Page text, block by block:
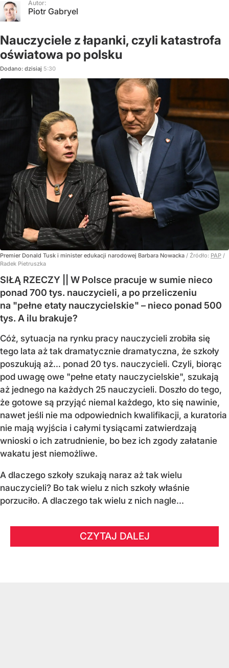
Autor:
Piotr Gabryel
Nauczyciele z łapanki, czyli katastrofa
oświatowa po polsku
Dodano: dzisiaj 5:30
Premier Donald Tusk i minister edukacji narodowej Barbara Nowacka / Źródło: PAP /
Radek Pietruszka
SIŁĄ RZECZY || W Polsce pracuje w sumie nieco
ponad 700 tys. nauczycieli, a po przeliczeniu
na "pełne etaty nauczycielskie" – nieco ponad 500
tys. A ilu brakuje?
Cóż, sytuacja na rynku pracy nauczycieli zrobiła się
tego lata aż tak dramatycznie dramatyczna, że szkoły
poszukują aż… ponad 20 tys. nauczycieli. Czyli, biorąc
pod uwagę owe "pełne etaty nauczycielskie", szukają
aż jednego na każdych 25 nauczycieli. Doszło do tego,
że gotowe są przyjąć niemal każdego, kto się nawinie,
nawet jeśli nie ma odpowiednich kwalifikacji, a kuratoria
nie mają wyjścia i całymi tysiącami zatwierdzają
wnioski o ich zatrudnienie, bo bez ich zgody załatanie
wakatu jest niemożliwe.
A dlaczego szkoły szukają naraz aż tak wielu
nauczycieli? Bo tak wielu z nich szkoły właśnie
porzuciło. A dlaczego tak wielu z nich nagle...
CZYTAJ DALEJ